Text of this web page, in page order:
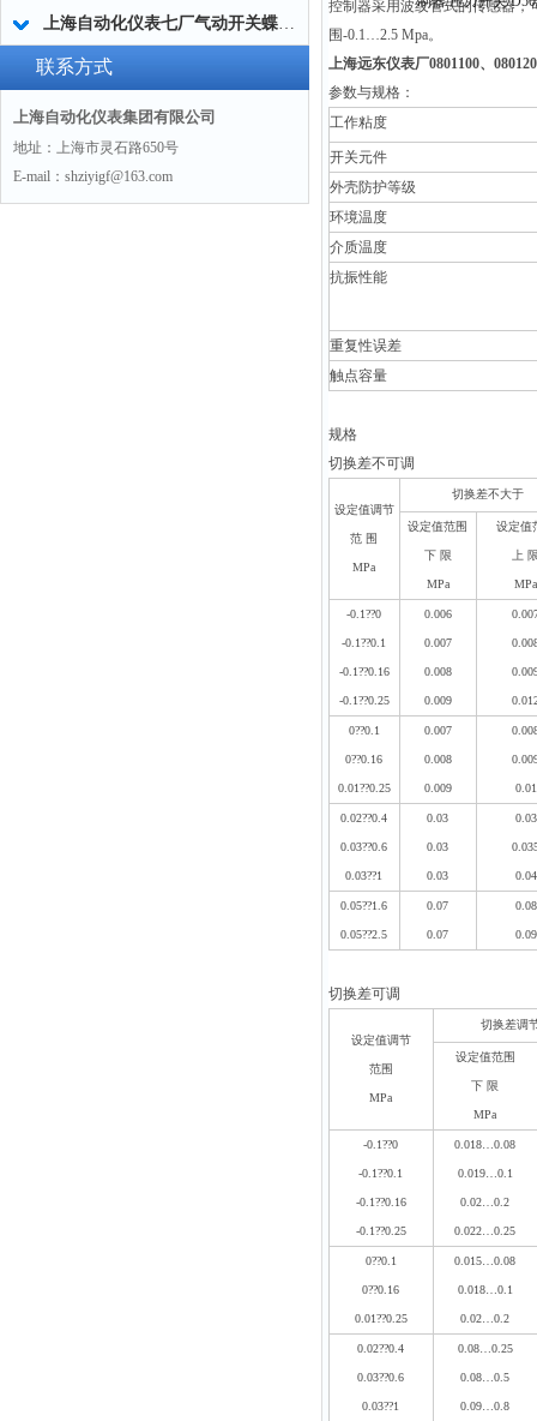
上海自动化仪表七厂气动开关蝶阀保养要点
联系方式
上海自动化仪表集团有限公司
地址：上海市灵石路650号
E-mail：shziyigf@163.com
控制器采用波纹管式的传感器，
围-0.1…2.5 Mpa。
上海远东仪表厂0801100、
参数与规格：
工作粘度
开关元件
外壳防护等级
环境温度
介质温度
抗振性能
重复性误差
触点容量
规格
切换差不可调
设定值调节
范 围
MPa
切换差不大于
设定值范围
下 限
MPa
设定值
上
MPa
-0.1??0
-0.1??0.1
-0.1??0.16
-0.1??0.25
0.006
0.007
0.008
0.009
0??0.1
0??0.16
0.01??0.25
0.007
0.008
0.009 0.01
0.02??0.4
0.03??0.6
0.03??1
0.03
0.03
0.03
0.03
0.04
0.05??1.6
0.05??2.5
0.07
0.07
0.08
0.09
切换差可调
设定值调节
范围
MPa
切换差调
设定值范围
下 限
MPa
-0.1??0
-0.1??0.1
-0.1??0.16
-0.1??0.25
0.018…0.08
0.019…0.1
0.02…0.2
0.022…0.25
0??0.1
0??0.16
0.01??0.25
0.015…0.08
0.018…0.1
0.02…0.2
0.02??0.4
0.03??0.6
0.03??1
0.08…0.25
0.08…0.5
0.09…0.8